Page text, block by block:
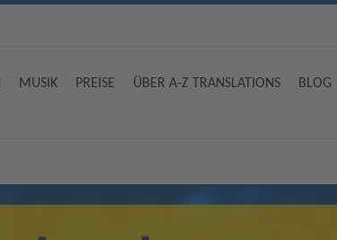
MUSIK PREISE ÜBER A-Z TRANSLATIONS BLOG